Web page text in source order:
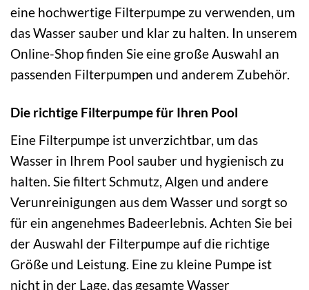
eine hochwertige Filterpumpe zu verwenden, um
das Wasser sauber und klar zu halten. In unserem
Online-Shop finden Sie eine große Auswahl an
passenden Filterpumpen und anderem Zubehör.
Die richtige Filterpumpe für Ihren Pool
Eine Filterpumpe ist unverzichtbar, um das
Wasser in Ihrem Pool sauber und hygienisch zu
halten. Sie filtert Schmutz, Algen und andere
Verunreinigungen aus dem Wasser und sorgt so
für ein angenehmes Badeerlebnis. Achten Sie bei
der Auswahl der Filterpumpe auf die richtige
Größe und Leistung. Eine zu kleine Pumpe ist
nicht in der Lage, das gesamte Wasser